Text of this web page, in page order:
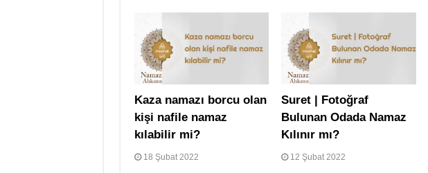
Kaza namazı borcu olan
kişi nafile namaz
kılabilir mi?
18 Şubat 2022
Suret | Fotoğraf
Bulunan Odada Namaz
Kılınır mı?
12 Şubat 2022